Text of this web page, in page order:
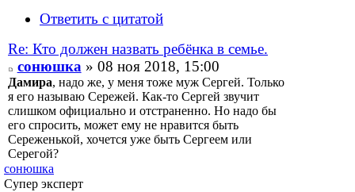
Ответить с цитатой
Re: Кто должен назвать ребёнка в семье.
сонюшка» 08 ноя 2018, 15:00
Дамира, надо же, у меня тоже муж Сергей. Только
я его называю Сережей. Как-то Сергей звучит
слишком официально и отстраненно. Но надо бы
его спросить, может ему не нравится быть
Сереженькой, хочется уже быть Сергеем или
Серегой?
сонюшка
Супер эксперт